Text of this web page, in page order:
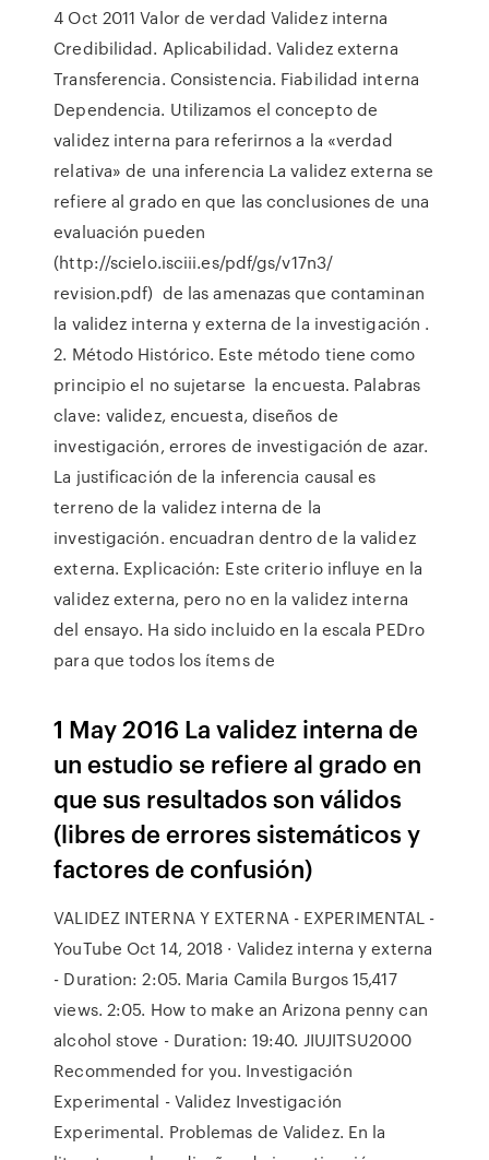
4 Oct 2011 Valor de verdad Validez interna
Credibilidad. Aplicabilidad. Validez externa
Transferencia. Consistencia. Fiabilidad interna
Dependencia. Utilizamos el concepto de
validez interna para referirnos a la «verdad
relativa» de una inferencia La validez externa se
refiere al grado en que las conclusiones de una
evaluación pueden
(http://scielo.isciii.es/pdf/gs/v17n3/
revision.pdf) de las amenazas que contaminan
la validez interna y externa de la investigación .
2. Método Histórico. Este método tiene como
principio el no sujetarse la encuesta. Palabras
clave: validez, encuesta, diseños de
investigación, errores de investigación de azar.
La justificación de la inferencia causal es
terreno de la validez interna de la
investigación. encuadran dentro de la validez
externa. Explicación: Este criterio influye en la
validez externa, pero no en la validez interna
del ensayo. Ha sido incluido en la escala PEDro
para que todos los ítems de
1 May 2016 La validez interna de
un estudio se refiere al grado en
que sus resultados son válidos
(libres de errores sistemáticos y
factores de confusión)
VALIDEZ INTERNA Y EXTERNA - EXPERIMENTAL -
YouTube Oct 14, 2018 · Validez interna y externa
- Duration: 2:05. Maria Camila Burgos 15,417
views. 2:05. How to make an Arizona penny can
alcohol stove - Duration: 19:40. JIUJITSU2000
Recommended for you. Investigación
Experimental - Validez Investigación
Experimental. Problemas de Validez. En la